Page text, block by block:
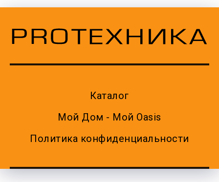
Каталог
Мой Дом - Мой Oasis
Политика конфиденциальности